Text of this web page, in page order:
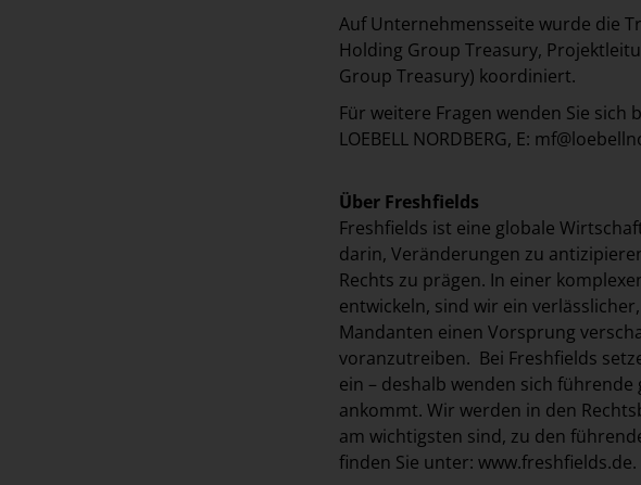
Auf Unternehmensseite wurde die
Holding Group Treasury,
Group Treasury) koordiniert.
Für weitere Fragen wenden Sie
LOEBELL NORDBERG, E:
Über Freshfields
Freshfields ist eine globale
darin, Veränderungen zu
Rechts zu prägen. In einer
entwickeln, sind wir ein
Mandanten einen Vorsprung
voranzutreiben. Bei Freshfields
ein – deshalb wenden sich
ankommt. Wir werden in den
am wichtigsten sind, zu den
finden Sie unter: www.freshfields.de.